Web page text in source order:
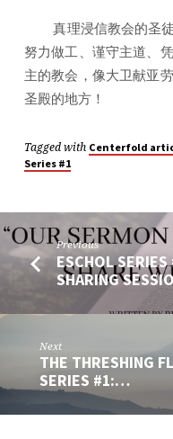
真理浸信教会的圣徒
努力做工、谨守主道、
主的教会，像大卫献亚
圣殿的地方！
Tagged with Centerfold
Series #1
Previous
ESCHOL
SHARING
Next
THE THRESHING
SERIES #1:…